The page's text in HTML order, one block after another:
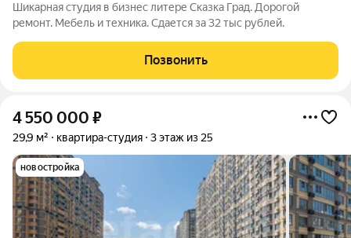
Шикарная студия в бизнес литере Сказка Град. Дорогой
ремонт. Мебель и техника. Сдается за 32 тыс рублей.
Позвонить
4 550 000 ₽
29,9 м² квартира-студия 3 этаж из 25
новостройка